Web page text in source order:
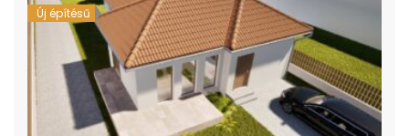
Új építésű